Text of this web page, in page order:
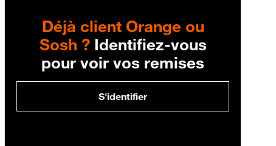
Déjà client Orange ou
Sosh ?Identifiez-vous
pour voir vos remises
S'identifier